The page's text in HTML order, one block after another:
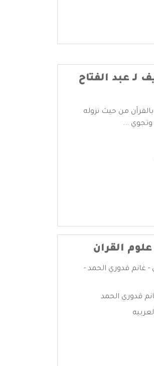
عبد الفتاح
من حيث نزوله
وتجوي ...
القران
غانم قدوري الحمد -
قدوري الحمد